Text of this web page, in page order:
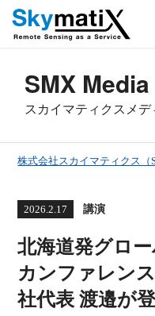
SMX Media
スカイマティクスメデ
株式会社スカイマティクス（
2026.2.17 講演
北海道発グロ
カンファレン
社代表 渡邉が